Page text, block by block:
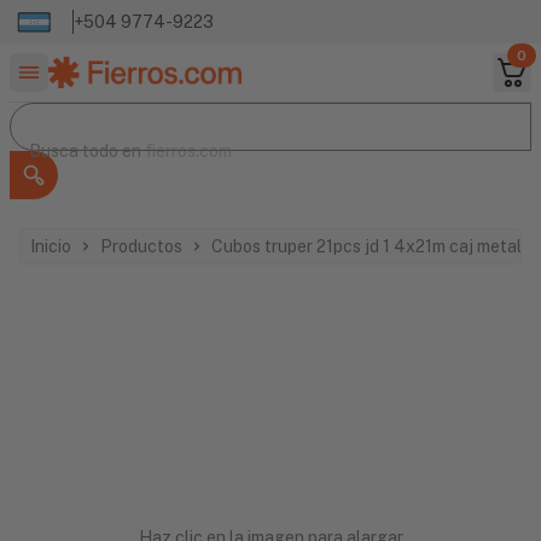
+504 9774-9223
0
Buscar productos
Busca todo en
Busca todo enfierros.com
Inicio Productos Cubos truper 21pcs jd 1 4x21m caj metal